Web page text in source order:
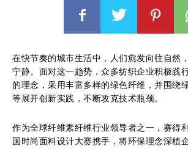
在快节奏的城市生活中，人们愈发向往自然
宁静。面对这一趋势，众多纺织企业积极践
的理念，采用丰富多样的绿色纤维，并围绕
等展开创新实践，不断攻克技术瓶颈。
作为全球纤维素纤维行业领导者之一，赛得
国时尚面料设计大赛携手，将环保理念深植